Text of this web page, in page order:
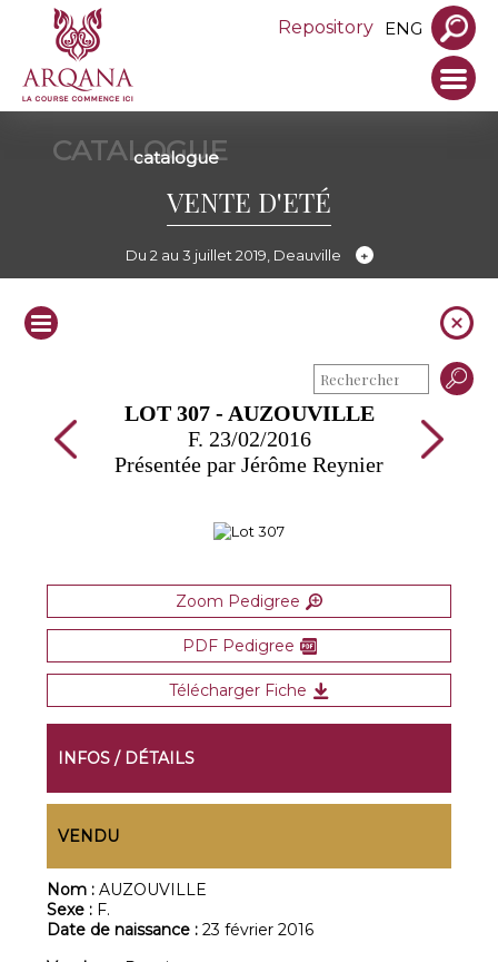
Repository ENG
CATALOGUE
catalogue
VENTE D'ETÉ
Du 2 au 3 juillet 2019, Deauville
LOT 307 - AUZOUVILLE
F. 23/02/2016
Présentée par Jérôme Reynier
Zoom Pedigree
PDF Pedigree
Télécharger Fiche
INFOS / DÉTAILS
VENDU
Nom :AUZOUVILLE
Sexe : F.
Date de naissance :23 février 2016